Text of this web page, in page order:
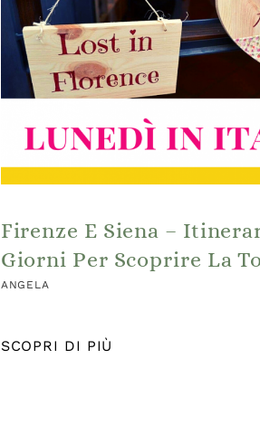
Firenze E Siena –
Giorni Per Scoprire La
ANGELA
SCOPRI DI PIÙ